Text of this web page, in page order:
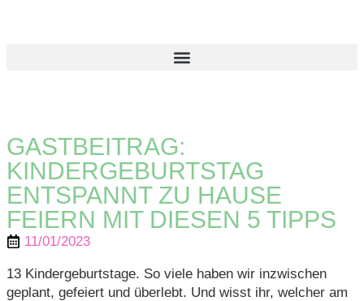
GASTBEITRAG:
KINDERGEBURTSTAG
ENTSPANNT ZU HAUSE
FEIERN MIT DIESEN 5 TIPPS
11/01/2023
13 Kindergeburtstage. So viele haben wir inzwischen
geplant, gefeiert und überlebt. Und wisst ihr, welcher am